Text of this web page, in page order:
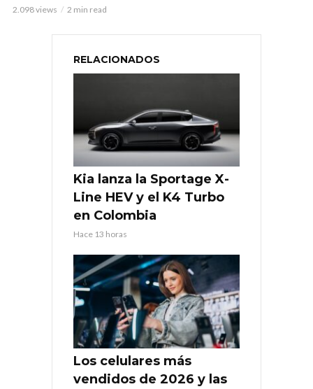
2.098 views 2 min read
RELACIONADOS
Kia lanza la Sportage X-
Line HEV y el K4 Turbo
en Colombia
Hace 13 horas
Los celulares más
vendidos de 2026 y las